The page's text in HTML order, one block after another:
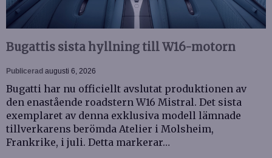
Bugattis sista hyllning till W16-motorn
Publicerad augusti 6, 2026
Bugatti har nu officiellt avslutat produktionen av
den enastående roadstern W16 Mistral. Det sista
exemplaret av denna exklusiva modell lämnade
tillverkarens berömda Atelier i Molsheim,
Frankrike, i juli. Detta markerar…